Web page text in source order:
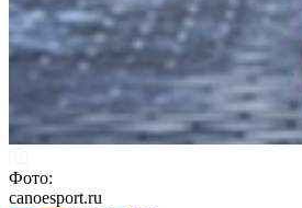
Фото:
canoesport.ru